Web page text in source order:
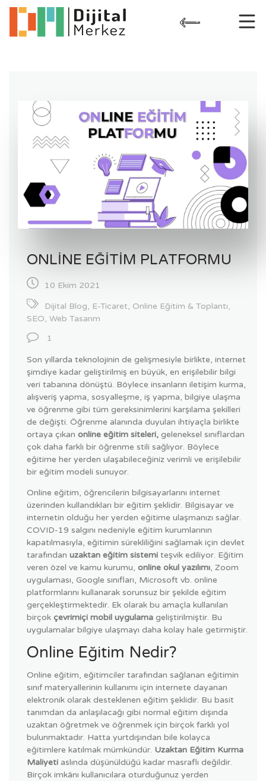
Skip
content
ONLINE EĞITIM PLATFORMU
10 Ekim 2021
Dijital Blog, E-Ticaret, Online Eğitim & Toplantı,
SEO, Web Tasarım
1
Son yıllarda teknolojinin de gelişmesiyle birlikte, internet
şimdiye kadar geliştirilmiş en büyük, en erişilebilir bilgi
veri tabanına dönüştü. Böylece insanların iletişim kurma,
alışveriş yapma, sosyalleşme, iş yapma, bilgiye ulaşma
ve öğrenme gibi tüm gereksinimlerini karşılama şekilleri
de değişti. Öğrenme alanında duyulan ihtiyaçla birlikte
ortaya çıkan online eğitim siteleri, geleneksel sınıflardan
çok daha farklı bir öğrenme stili sağlıyor. Böylece
eğitime her yerden ulaşabileceğiniz verimli ve erişilebilir
bir eğitim modeli sunuyor.
Online eğitim, öğrencilerin bilgisayarlarını internet
üzerinden kullandıkları bir eğitim şeklidir. Bilgisayar ve
internetin olduğu her yerden eğitime ulaşmanızı sağlar.
COVID-19 salgını nedeniyle eğitim kurumlarının
kapatılmasıyla, eğitimin sürekliliğini sağlamak için devlet
tarafından uzaktan eğitim sistemi teşvik ediliyor. Eğitim
veren özel ve kamu kurumu, online okul yazılımı, Zoom
uygulaması, Google sınıfları, Microsoft vb. online
platformlarını kullanarak sorunsuz bir şekilde eğitim
gerçekleştirmektedir. Ek olarak bu amaçla kullanılan
birçok çevrimiçi mobil uygulama geliştirilmiştir. Bu
uygulamalar bilgiye ulaşmayı daha kolay hale getirmiştir.
Online Eğitim Nedir?
Online eğitim, eğitimciler tarafından sağlanan eğitimin
sınıf materyallerinin kullanımı için internete dayanan
elektronik olarak desteklenen eğitim şeklidir. Bu basit
tanımdan da anlaşılacağı gibi normal eğitim dışında
uzaktan öğretmek ve öğrenmek için birçok farklı yol
bulunmaktadır. Hatta yurtdışından bile kolayca
eğitimlere katılmak mümkündür. Uzaktan Eğitim Kurma
Maliyeti aslında düşünüldüğü kadar masraflı değildir.
Birçok imkânı kullanıcılara oturduğunuz yerden